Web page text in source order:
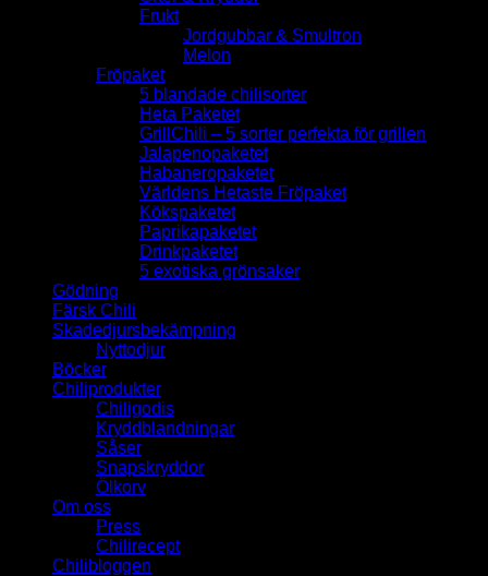
Frukt
Jordgubbar & Smultron
Melon
Fröpaket
5 blandade chilisorter
Heta Paketet
GrillChili – 5 sorter perfekta för grillen
Jalapenopaketet
Habaneropaketet
Världens Hetaste Fröpaket
Kökspaketet
Paprikapaketet
Drinkpaketet
5 exotiska grönsaker
Gödning
Färsk Chili
Skadedjursbekämpning
Nyttodjur
Böcker
Chiliprodukter
Chiligodis
Kryddblandningar
Såser
Snapskryddor
Ölkorv
Om oss
Press
Chilirecept
Chilibloggen